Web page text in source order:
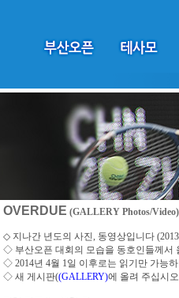
OVERDUE (GALLERY Photos/Video)
◇ 지나간 년도의 사진, 동영상입니다
◇ 부산오픈 대회의 모습을 동호인들께서
◇ 2014년 4월 1일 이후로는 읽기만 가능
◇ 새 게시판((GALLERY)에 올려 주십시오